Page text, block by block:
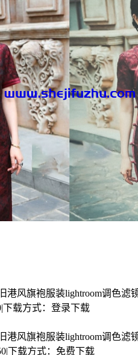
港风旗袍服装lightroom调色滤
|下载方式：登录下载
港风旗袍服装lightroom调色滤
|下载方式：免费下载